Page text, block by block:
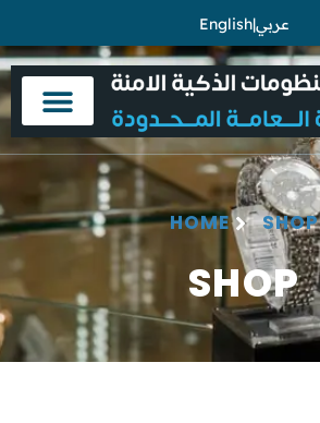
English|عربي
HOME SHOP
SHOP